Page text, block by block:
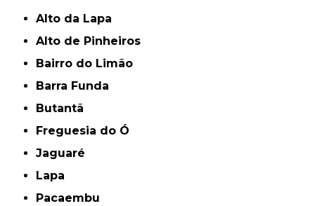
Alto da Lapa
Alto de Pinheiros
Bairro do Limão
Barra Funda
Butantã
Freguesia do Ó
Jaguaré
Lapa
Pacaembu